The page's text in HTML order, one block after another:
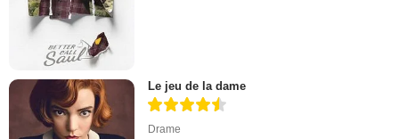
Le jeu de la dame
Drame